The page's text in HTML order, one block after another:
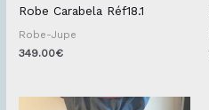
Robe Carabela Réf18.1
Robe-Jupe
349.00€